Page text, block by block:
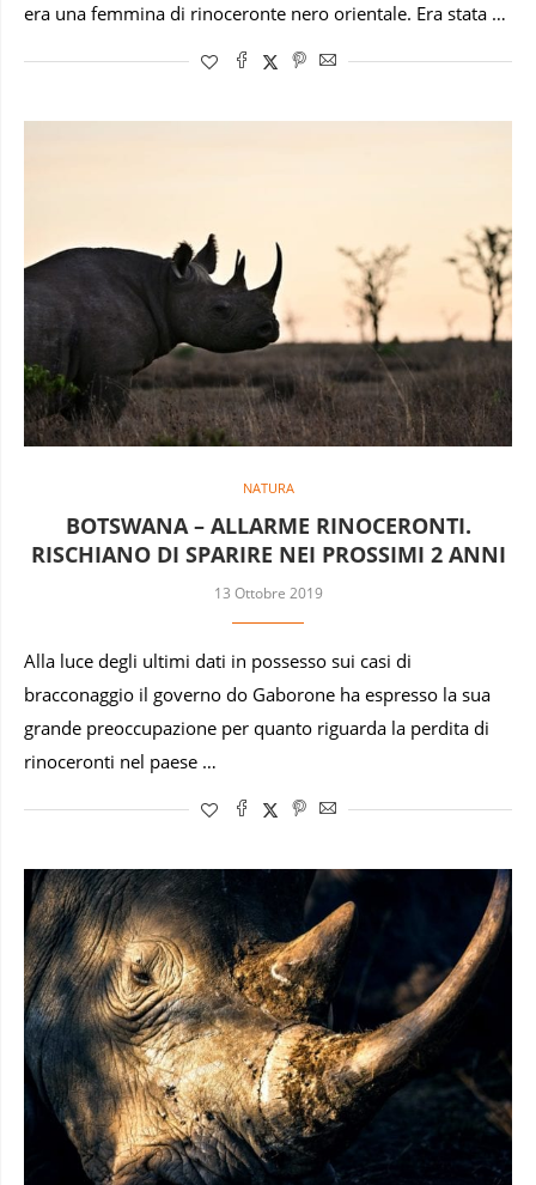
era una femmina di rinoceronte nero orientale. Era stata …
NATURA
BOTSWANA – ALLARME RINOCERONTI.
RISCHIANO DI SPARIRE NEI PROSSIMI 2 ANNI
13 Ottobre 2019
Alla luce degli ultimi dati in possesso sui casi di
bracconaggio il governo do Gaborone ha espresso la sua
grande preoccupazione per quanto riguarda la perdita di
rinoceronti nel paese …